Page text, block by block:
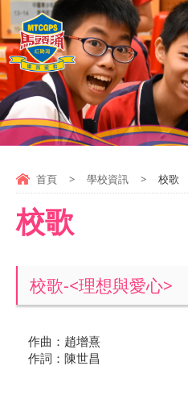
首頁 > 學校資訊 > 校歌
校歌
校歌-<理想與愛心>
作曲：趙增熹
作詞：陳世昌